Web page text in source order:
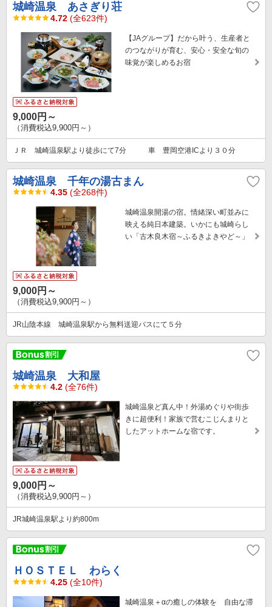
城崎温泉 あさぎり荘
4.72 (全623件)
【JAグループ】だから叶う、生産者と
のつながりが育む、安心・安全な旬の
味覚が楽しめるお宿
9,000円～
（消費税込9,900円～）
ＪＲ 城崎温泉駅より徒歩にて7分 車 豊岡空港ICより３０分
城崎温泉 千年の湯古まん
4.35 (全268件)
城崎温泉開湯の宿。情緒深い町並みに
映える純日本建築。いかにも城崎らし
い「古木良木宿～ふるきよきやど～」
9,000円～
（消費税込9,900円～）
JR山陰本線 城崎温泉駅から無料送迎バスにて５分
城崎温泉 大和屋
4.2 (全76件)
城崎温泉ど真ん中！外湯めぐりや街歩
きに超便利！家族で営むこじんまりと
したアットホームな宿です。
9,000円～
（消費税込9,900円～）
JR城崎温泉駅より約800m
ＨＯＳＴＥＬ わらく
4.25 (全10件)
城崎温泉＋αの癒しの体験を 自由な滞